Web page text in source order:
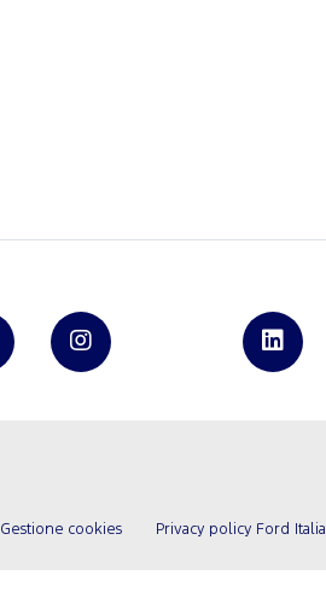
Gestione cookies Privacy policy Ford Italia